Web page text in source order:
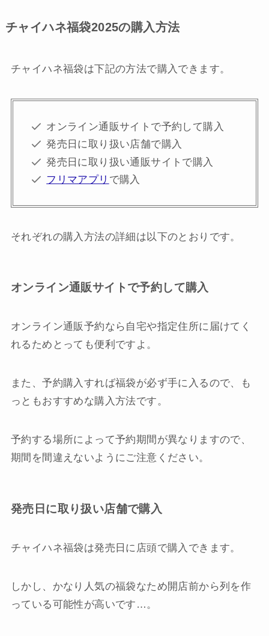
チャイハネ福袋2025の購入方法
チャイハネ福袋は下記の方法で購入できます。
オンライン通販サイトで予約して購入
発売日に取り扱い店舗で購入
発売日に取り扱い通販サイトで購入
フリマアプリ で購入
それぞれの購入方法の詳細は以下のとおりです。
オンライン通販サイトで予約して購入
オンライン通販予約なら自宅や指定住所に届けてく
れるためとっても便利ですよ。
また、予約購入すれば福袋が必ず手に入るので、も
っともおすすめな購入方法です。
予約する場所によって予約期間が異なりますので、
期間を間違えないようにご注意ください。
発売日に取り扱い店舗で購入
チャイハネ福袋は発売日に店頭で購入できます。
しかし、かなり人気の福袋なため開店前から列を作
っている可能性が高いです…。